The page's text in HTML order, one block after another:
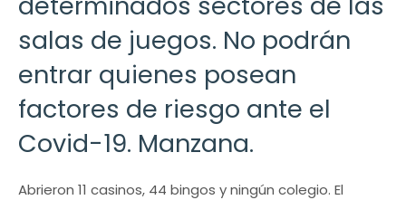
salas de juegos. No podrán
entrar quienes posean
factores de riesgo ante el
Covid-19. Manzana.
Abrieron 11 casinos, 44 bingos y ningún colegio. El